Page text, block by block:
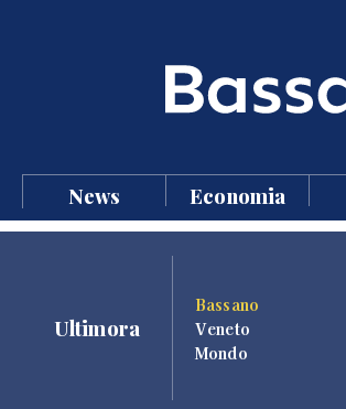
News Economia
Ultimora
Bassano
Veneto
Mondo